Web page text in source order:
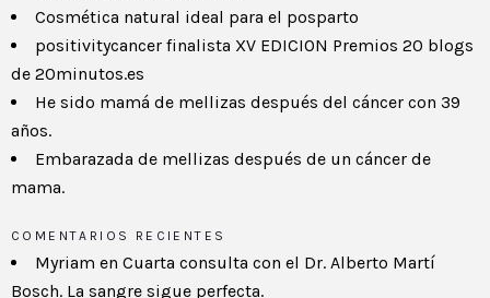
Cosmética natural ideal para el posparto
positivitycancer finalista XV EDICION Premios 20 blogs
de 20minutos.es
He sido mamá de mellizas después del cáncer con 39
años.
Embarazada de mellizas después de un cáncer de
mama.
COMENTARIOS RECIENTES
Myriam en Cuarta consulta con el Dr. Alberto Martí
Bosch. La sangre sigue perfecta.